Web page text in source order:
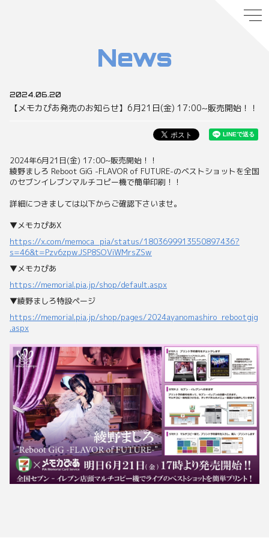
News
2024.06.20
【メモカぴあ発売のお知らせ】6月21日(金) 17:00~販売開始！！
2024年6月21日(金) 17:00~販売開始！！
綾野ましろ Reboot GiG -FLAVOR of FUTURE-のベストショットを全国
のセブンイレブンマルチコピー機で簡単印刷！！
詳細につきましては以下からご確認下さいませ。
▼メモカぴあX
https://x.com/memoca_pia/status/1803699913550897436?
s=46&t=Pzv6zpwJSP8SOViWMrsZSw
▼メモカぴあ
https://memorial.pia.jp/shop/default.aspx
▼綾野ましろ特設ページ
https://memorial.pia.jp/shop/pages/2024ayanomashiro_rebootgig
.aspx